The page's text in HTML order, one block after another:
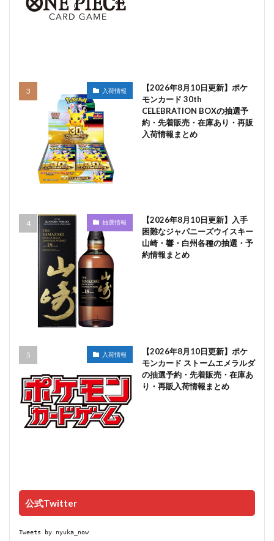
入荷情報
【2026年8月10日更新】ポケ
モンカード 30th
CELEBRATION BOXの抽選予
約・先着販売・在庫あり・再販
入荷情報まとめ
抽選情報
【2026年8月10日更新】入手
困難なジャパニーズウイスキー
山崎・響・白州各種の抽選・予
約情報まとめ
入荷情報
【2026年8月10日更新】ポケ
モンカード ストームエメラルダ
の抽選予約・先着販売・在庫あ
り・再販入荷情報まとめ
公式Twitter
Tweets by nyuka_now